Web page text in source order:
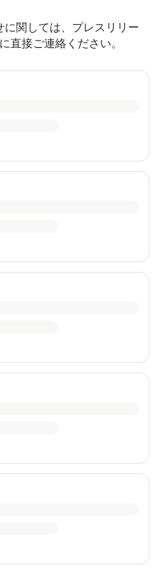
関しては、プレスリリー
直接ご連絡ください。